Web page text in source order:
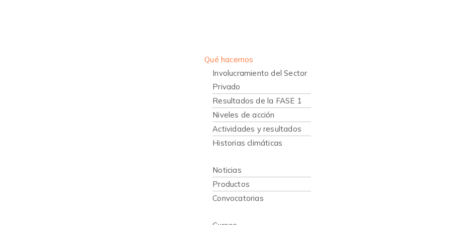
Qué hacemos
Involucramiento del Sector
Privado
Resultados de la FASE 1
Niveles de acción
Actividades y resultados
Historias climáticas
Noticias
Productos
Convocatorias